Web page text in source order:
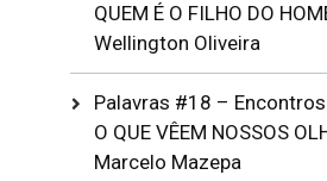
QUEM É O FILHO DO
Wellington Oliveira
Palavras #18 –
O QUE VÊEM NOSSOS
Marcelo Mazepa